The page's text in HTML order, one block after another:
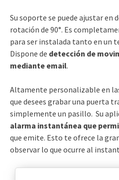
Su soporte se puede ajustar en
rotación de 90°. Es
para ser instalada tanto en un
Dispone de detección de
mediante email.
Altamente personalizable en
que desees grabar una puerta
simplemente un pasillo. Su
alarma instantánea que
que emite. Esto te ofrece la
observar lo que ocurre al